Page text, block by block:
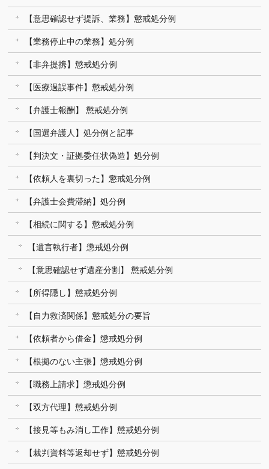
【意思確認せず提訴、業務】懲戒処分例
【業務停止中の業務】処分例
【非弁提携】懲戒処分例
【医療過誤事件】懲戒処分例
【弁護士報酬】 懲戒処分例
【国選弁護人】処分例と記事
【判決文・証拠委任状偽造】処分例
【依頼人を裏切った】懲戒処分例
【弁護士会費滞納】処分例
【相続に関する】懲戒処分例
【遺言執行者】懲戒処分例
【意思確認せず遺産分割】 懲戒処分例
【所得隠し】懲戒処分例
【自力救済関係】懲戒処分の要旨
【依頼者から借金】懲戒処分例
【根拠のない主張】懲戒処分例
【職務上請求】懲戒処分例
【双方代理】懲戒処分例
【接見等もみ消し工作】懲戒処分例
【裁判資料等返却せず】懲戒処分例